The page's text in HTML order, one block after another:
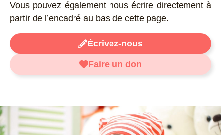
Vous pouvez également nous écrire directement à
partir de l’encadré au bas de cette page.
Écrivez-nous
Faire un don